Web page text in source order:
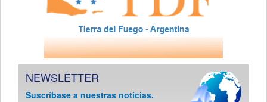
NEWSLETTER
Suscríbase a nuestras noticias.